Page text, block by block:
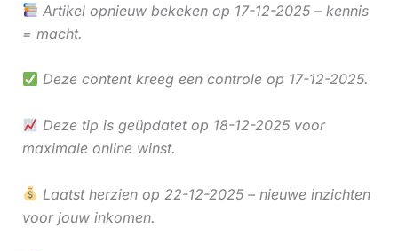
Artikel opnieuw bekeken op 17-12-2025 – kennis
= macht.
Deze content kreeg een controle op 17-12-2025.
Deze tip is geüpdatet op 18-12-2025 voor
maximale online winst.
Laatst herzien op 22-12-2025 – nieuwe inzichten
voor jouw inkomen.